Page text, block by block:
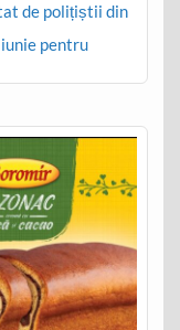
de polițiștii din
pentru